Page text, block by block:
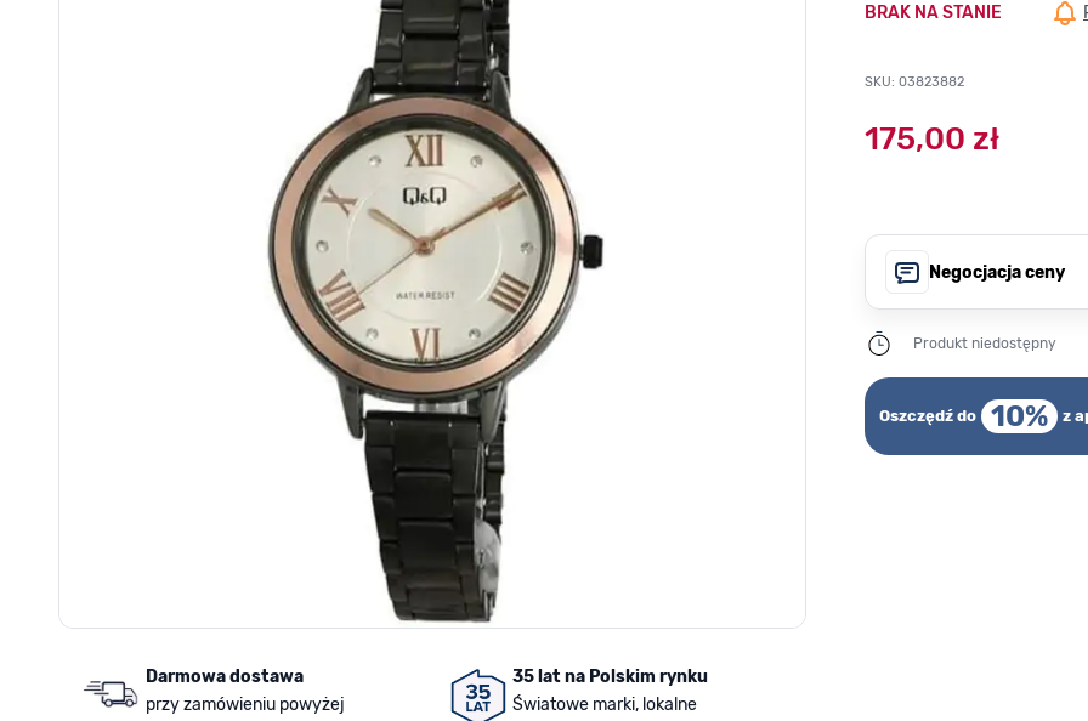
Darmowa dostawa
przy zamówieniu powyżej
35 lat na Polskim rynku
Światowe marki, lokalne
BRAK NA STANIE
SKU: 03823882
175,00 zł
Negocjacja ceny
Produkt niedostępny
Oszczędź do 10% z